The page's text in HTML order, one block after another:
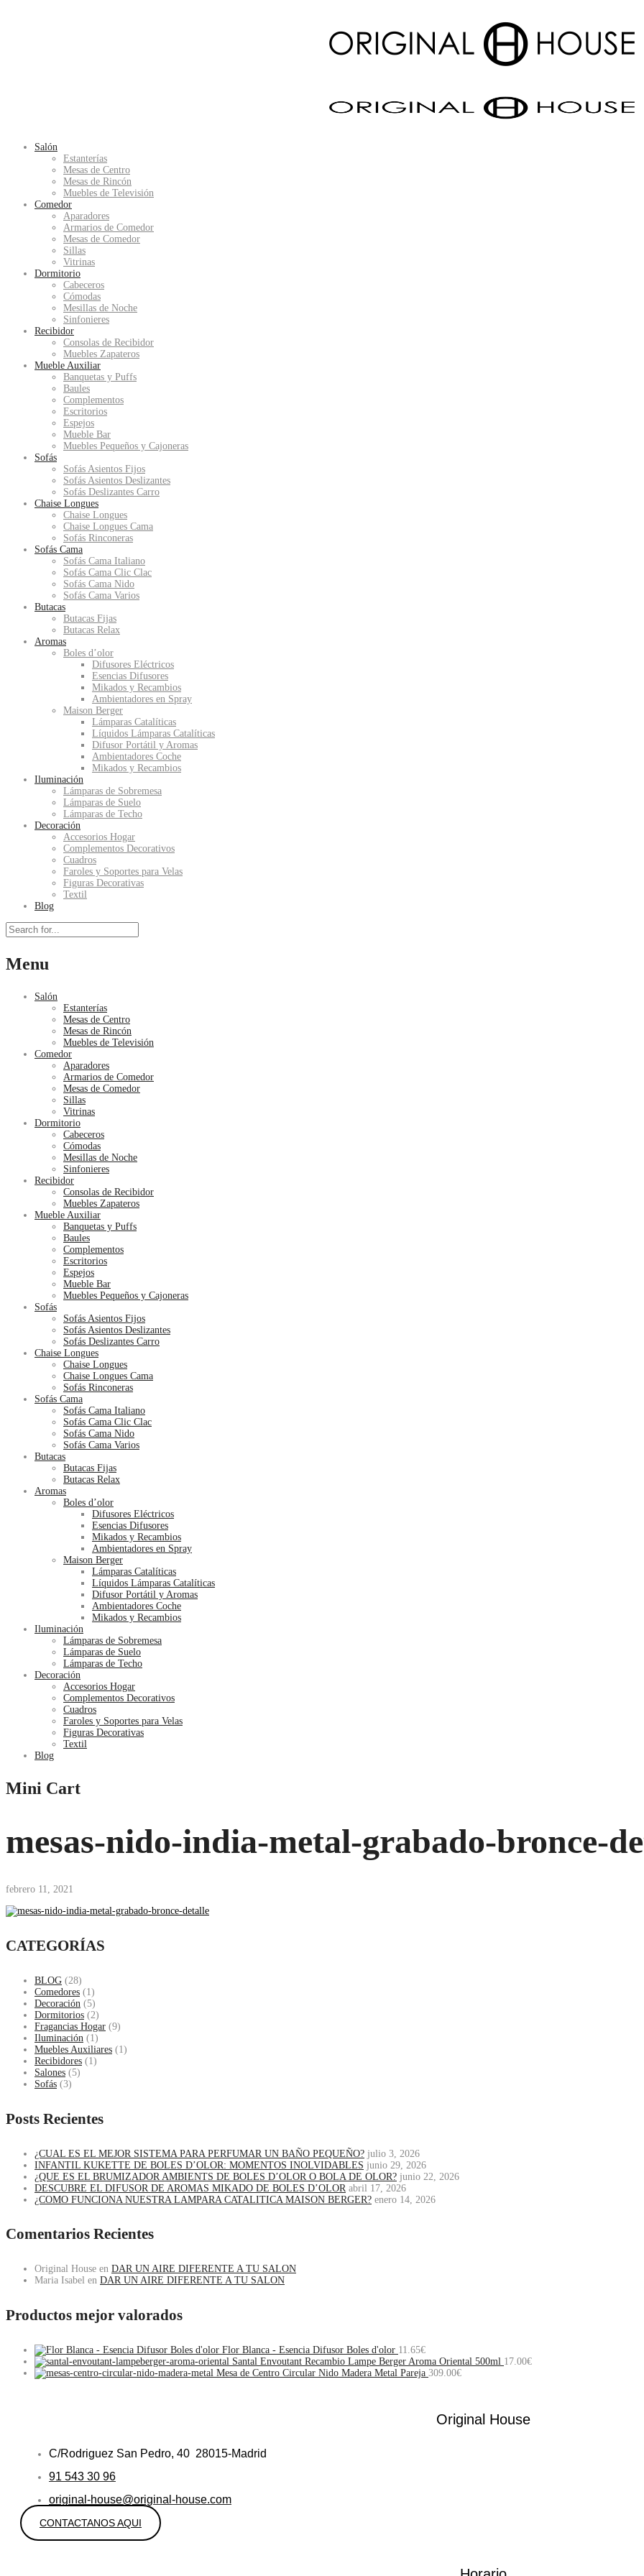
Salón
Estanterías
Mesas de Centro
Mesas de Rincón
Muebles de Televisión
Comedor
Aparadores
Armarios de Comedor
Mesas de Comedor
Sillas
Vitrinas
Dormitorio
Cabeceros
Cómodas
Mesillas de Noche
Sinfonieres
Recibidor
Consolas de Recibidor
Muebles Zapateros
Mueble Auxiliar
Banquetas y Puffs
Baules
Complementos
Escritorios
Espejos
Mueble Bar
Muebles Pequeños y Cajoneras
Sofás
Sofás Asientos Fijos
Sofás Asientos Deslizantes
Sofás Deslizantes Carro
Chaise Longues
Chaise Longues
Chaise Longues Cama
Sofás Rinconeras
Sofás Cama
Sofás Cama Italiano
Sofás Cama Clic Clac
Sofás Cama Nido
Sofás Cama Varios
Butacas
Butacas Fijas
Butacas Relax
Aromas
Boles d’olor
Difusores Eléctricos
Esencias Difusores
Mikados y Recambios
Ambientadores en Spray
Maison Berger
Lámparas Catalíticas
Líquidos Lámparas Catalíticas
Difusor Portátil y Aromas
Ambientadores Coche
Mikados y Recambios
Iluminación
Lámparas de Sobremesa
Lámparas de Suelo
Lámparas de Techo
Decoración
Accesorios Hogar
Complementos Decorativos
Cuadros
Faroles y Soportes para Velas
Figuras Decorativas
Textil
Blog
Menu
Salón
Estanterías
Mesas de Centro
Mesas de Rincón
Muebles de Televisión
Comedor
Aparadores
Armarios de Comedor
Mesas de Comedor
Sillas
Vitrinas
Dormitorio
Cabeceros
Cómodas
Mesillas de Noche
Sinfonieres
Recibidor
Consolas de Recibidor
Muebles Zapateros
Mueble Auxiliar
Banquetas y Puffs
Baules
Complementos
Escritorios
Espejos
Mueble Bar
Muebles Pequeños y Cajoneras
Sofás
Sofás Asientos Fijos
Sofás Asientos Deslizantes
Sofás Deslizantes Carro
Chaise Longues
Chaise Longues
Chaise Longues Cama
Sofás Rinconeras
Sofás Cama
Sofás Cama Italiano
Sofás Cama Clic Clac
Sofás Cama Nido
Sofás Cama Varios
Butacas
Butacas Fijas
Butacas Relax
Aromas
Boles d’olor
Difusores Eléctricos
Esencias Difusores
Mikados y Recambios
Ambientadores en Spray
Maison Berger
Lámparas Catalíticas
Líquidos Lámparas Catalíticas
Difusor Portátil y Aromas
Ambientadores Coche
Mikados y Recambios
Iluminación
Lámparas de Sobremesa
Lámparas de Suelo
Lámparas de Techo
Decoración
Accesorios Hogar
Complementos Decorativos
Cuadros
Faroles y Soportes para Velas
Figuras Decorativas
Textil
Blog
Mini Cart
mesas-nido-india-metal-grabado-bronce-
febrero 11, 2021
CATEGORÍAS
BLOG (28)
Comedores (1)
Decoración (5)
Dormitorios (2)
Fragancias Hogar (9)
Iluminación (1)
Muebles Auxiliares (1)
Recibidores (1)
Salones (5)
Sofás (3)
Posts Recientes
¿CUAL ES EL MEJOR SISTEMA PARA PERFUMAR UN BAÑO PEQUEÑO? julio 3, 2026
INFANTIL KUKETTE DE BOLES D’OLOR: MOMENTOS INOLVIDABLES junio 29, 2026
¿QUE ES EL BRUMIZADOR AMBIENTS DE BOLES D’OLOR O BOLA DE OLOR? junio 22, 2026
DESCUBRE EL DIFUSOR DE AROMAS MIKADO DE BOLES D’OLOR abril 17, 2026
¿COMO FUNCIONA NUESTRA LAMPARA CATALITICA MAISON BERGER? enero 14, 2026
Comentarios Recientes
Original House en DAR UN AIRE DIFERENTE A TU SALON
Maria Isabel en DAR UN AIRE DIFERENTE A TU SALON
Productos mejor valorados
Flor Blanca - Esencia Difusor Boles d'olor 11.65€
Santal Envoutant Recambio Lampe Berger Aroma Oriental 500ml 17.00€
Mesa de Centro Circular Nido Madera Metal Pareja 309.00€
Original House
C/Rodriguez San Pedro, 40 28015-Madrid
91 543 30 96
original-house@original-house.com
CONTACTANOS AQUI